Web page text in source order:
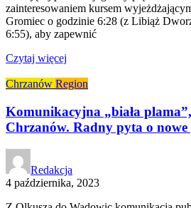
zainteresowaniem kursem
Gromiec o godzinie 6:28 (z Libiąż
6:55), aby zapewnić
Czytaj więcej
Chrzanów Region
Komunikacyjna „biała
Chrzanów. Radny pyta o nowe
Redakcja
4 października, 2023